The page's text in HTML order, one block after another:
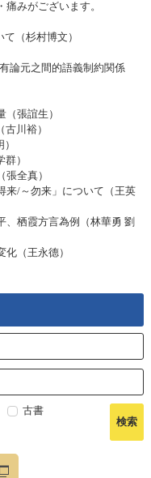
みがございます。
（杉村博文）
論元之間的語義制約関係
張誼生）
川裕）
）
全真）
来/～勿来」について（王英
、栖霞方言為例（林華勇 劉
（王永德）
古書